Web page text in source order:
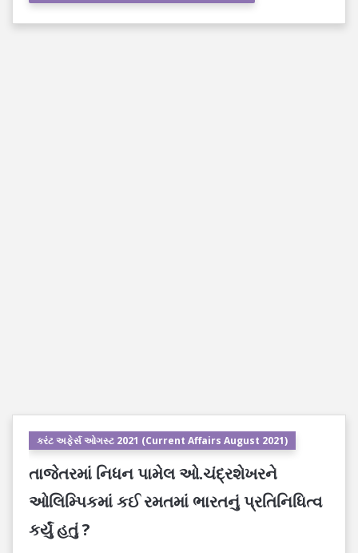
કરંટ અફેર્સ ઓગસ્ટ 2021 (Current Affairs August 2021)
તાજેતરમાં નિધન પામેલ ઓ.ચંદ્રશેખરને
ઓલિમ્પિકમાં કઈ રમતમાં ભારતનું પ્રતિનિધિત્વ
કર્યું હતું ?